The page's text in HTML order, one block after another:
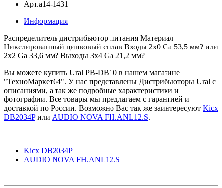
Арт.a14-1431
Информация
Распределитель дистрибьютор питания Материал
Никелированный цинковый сплав Входы 2x0 Ga 53,5 мм? или
2x2 Ga 33,6 мм? Выходы 3x4 Ga 21,2 мм?
Вы можете купить Ural PB-DB10 в нашем магазине
"ТехноМаркет64". У нас представлены Дистрибьюторы Ural с
описаниями, а так же подробные характеристики и
фотографии. Все товары мы предлагаем с гарантией и
доставкой по России. Возможно Вас так же заинтересуют Kicx
DB2034Pили AUDIO NOVA FH.ANL12.S.
Kicx DB2034P
AUDIO NOVA FH.ANL12.S